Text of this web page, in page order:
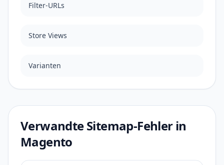
Filter-URLs
Store Views
Varianten
Verwandte Sitemap-Fehler in
Magento